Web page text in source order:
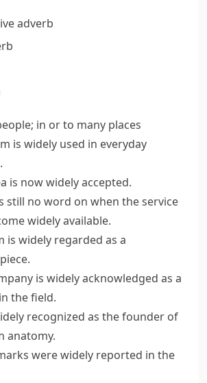
adverb
in or to many places
is widely used in everyday
is nowwidely accepted.
still no word on when the service
widely available.
is widely regarded as a
is widely acknowledged as a
the field.
recognized as the founder of
anatomy.
werewidely reported in the